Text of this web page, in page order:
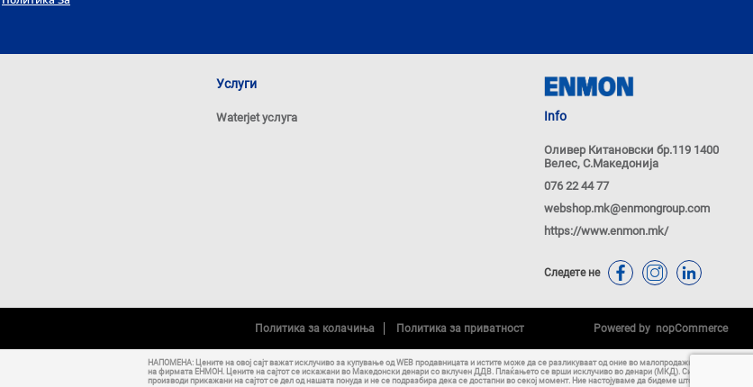
Услуги
Waterjet услуга Info
Оливер Китановски бр.119 1400
Велес, С.Македонија
076 22 44 77
webshop.mk@enmongroup.com
https://www.enmon.mk/
Следете не
Политика за колачиња Политика за приватност Powered by nopCommerce
НАПОМЕНА: Цените на овој сајт важат исклучиво за купување од WEB продавницата и истите може да се разликуваат од оние во малопродажните објекти
на фирмата ЕНМОН. Цените на сајтот се искажани во Македонски денари со вклучен ДДВ. Плаќањето се врши исклучиво во денари (МКД). Сите
производи прикажани на сајтот се дел од нашата понуда и не се подразбира дека се достапни во секој момент. Ние настојуваме да бидеме што е можно